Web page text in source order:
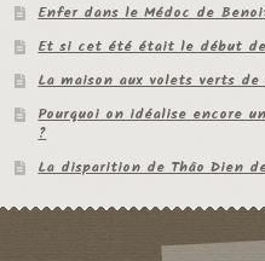
Enfer dans le Médoc de
Et si cet été était le début
La maison aux volets verts de
Pourquoi on idéalise encore
?
La disparition de Thâo Dien